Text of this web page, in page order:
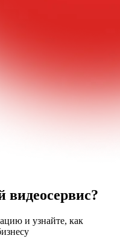
видеосервис?
и узнайте, как